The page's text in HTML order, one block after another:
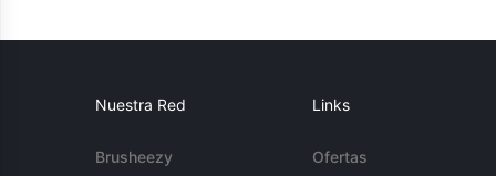
Nuestra Red
Brusheezy
Links
Ofertas